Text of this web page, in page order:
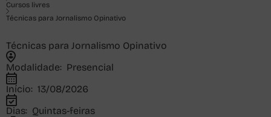
Cursos livres
Técnicas para Jornalismo Opinativo
Técnicas para Jornalismo Opinativo
Modalidade: Presencial
Início: 13/08/2026
Dias: Quintas-feiras